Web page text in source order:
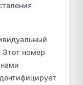
Этот номер